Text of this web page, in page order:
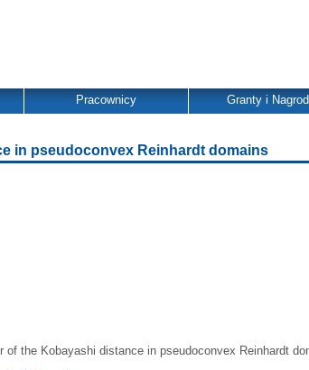
Pracownicy Granty i
in pseudoconvex Reinhardt domains
of the Kobayashi distance in pseudoconvex Reinhardt